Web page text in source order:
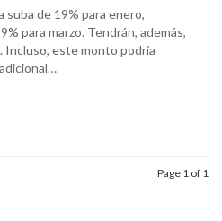
suba de 19% para enero,
para marzo. Tendrán, además,
Incluso, este monto podría
Page 1 of 1